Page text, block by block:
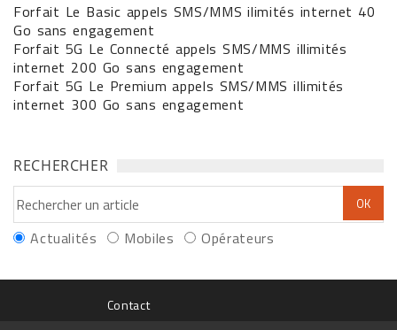
Forfait Le Basic appels SMS/MMS ilimités internet 40
Go sans engagement
Forfait 5G Le Connecté appels SMS/MMS illimités
internet 200 Go sans engagement
Forfait 5G Le Premium appels SMS/MMS illimités
internet 300 Go sans engagement
RECHERCHER
Actualités Mobiles Opérateurs
Contact